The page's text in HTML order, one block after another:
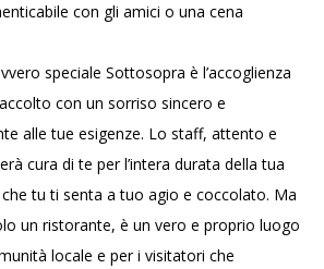
con gli amici o una cena
speciale Sottosopra è l’accoglienza
con un sorriso sincero e
alle tue esigenze. Lo staff, attento e
cura di te per l’intera durata della tua
tu ti senta a tuo agio e coccolato. Ma
un ristorante, è un vero e proprio luogo
locale e per i visitatori che